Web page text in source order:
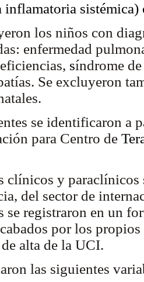
inflamatoria
los niños con
enfermedad
síndrome
Se excluyeron
se identificaron a
para Centro de
clínicos y
del sector de
se registraron en un
por los
alta de la UCI.
las siguientes